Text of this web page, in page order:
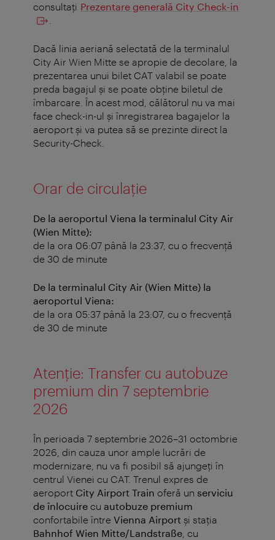
consultaţi Prezentare generală City Check-in
Dacă linia aeriană selectată de la terminalul
City Air Wien Mitte se apropie de decolare, la
prezentarea unui bilet CAT valabil se poate
preda bagajul şi se poate obţine biletul de
îmbarcare. În acest mod, călătorul nu va mai
face check-in-ul şi înregistrarea bagajelor la
aeroport şi va putea să se prezinte direct la
Security-Check.
Orar de circulaţie
De la aeroportul Viena la terminalul City Air
(Wien Mitte):
de la ora 06:07 până la 23:37, cu o frecvenţă
de 30 de minute
De la terminalul City Air (Wien Mitte) la
aeroportul Viena:
de la ora 05:37 până la 23:07, cu o frecvenţă
de 30 de minute
Atenție: Transfer cu autobuze
premium din 7 septembrie
2026
În perioada 7 septembrie 2026–31 octombrie
2026, din cauza unor ample lucrări de
modernizare, nu va fi posibil să ajungeți în
centrul Vienei cu CAT. Trenul expres de
aeroport City Airport Train oferă un serviciu
de înlocuire cu autobuze premium
confortabile între Vienna Airport și stația
Bahnhof Wien Mitte/Landstraße , cu